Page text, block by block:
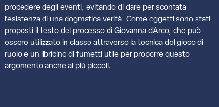
procedere degli eventi, evitando di dare per scontata
l’esistenza di una dogmatica verità. Come oggetti sono stati
proposti il testo del processo di Giovanna d’Arco, che può
essere utilizzato in classe attraverso la tecnica del gioco di
ruolo e un libricino di fumetti utile per proporre questo
argomento anche ai più piccoli.